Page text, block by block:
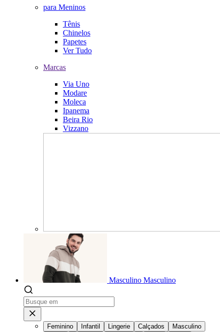
para Meninos
Tênis
Chinelos
Papetes
Ver Tudo
Marcas
Via Uno
Modare
Moleca
Ipanema
Beira Rio
Vizzano
Masculino Masculino
Feminino Infantil Lingerie Calçados
Masculino